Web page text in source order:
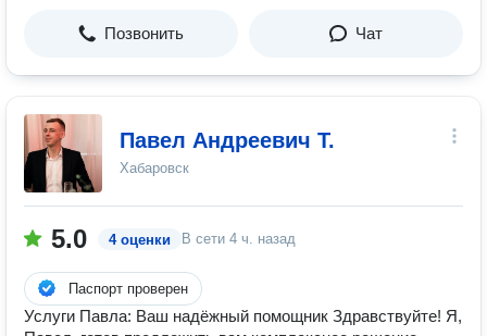
Позвонить Чат
Павел Андреевич Т.
Хабаровск
5.0 4 оценки В сети 4 ч. назад
Паспорт проверен
Услуги Павла: Ваш надёжный помощник Здравствуйте! Я,